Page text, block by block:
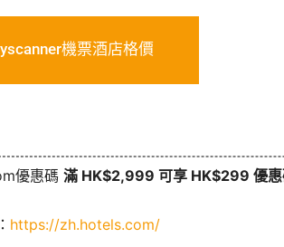
機票酒店格價
優惠碼 滿 HK$2,999 可享 HK$299 優惠
https://zh.hotels.com/